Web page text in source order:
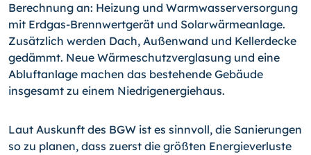
Berechnung an: Heizung und Warmwasserversorgung
mit Erdgas-Brennwertgerät und Solarwärmeanlage.
Zusätzlich werden Dach, Außenwand und Kellerdecke
gedämmt. Neue Wärmeschutzverglasung und eine
Abluftanlage machen das bestehende Gebäude
insgesamt zu einem Niedrigenergiehaus.
Laut Auskunft des BGW ist es sinnvoll, die Sanierungen
so zu planen, dass zuerst die größten Energieverluste